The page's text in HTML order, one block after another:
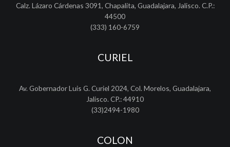
Calz. Lázaro Cárdenas 3091, Chapalita, Guadalajara, Jalisco. C.P.:
44500
(333) 160-6759
CURIEL
Av. Gobernador Luis G. Curiel 2024, Col. Morelos, Guadalajara,
Jalisco. CP.: 44910
(33)2494-1980
COLON